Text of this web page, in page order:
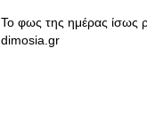
Το φως της ημέρας ίσως
dimosia.gr